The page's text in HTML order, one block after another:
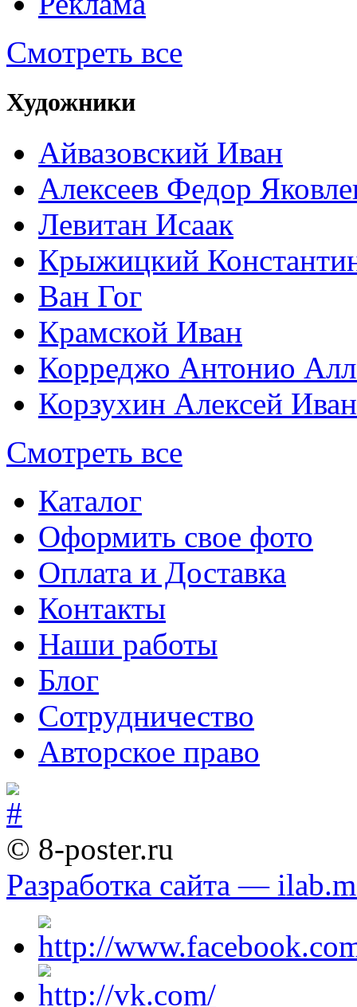
Смотреть все
Художники
Айвазовский Иван
Алексеев Федор
Левитан Исаак
Крыжицкий
Ван Гог
Крамской Иван
Корреджо Антонио
Корзухин Алексей
Смотреть все
Каталог
Оформить свое фото
Оплата и Доставка
Контакты
Наши работы
Блог
Сотрудничество
Авторское право
© 8-poster.ru
Разработка сайта —